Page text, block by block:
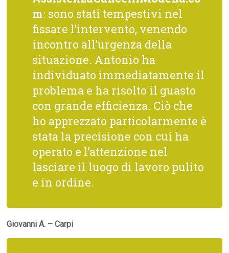
m: sono stati tempestivi nel
fissare l’intervento, venendo
incontro all’urgenza della
situazione. Antonio ha
individuato immediatamente il
problema e ha risolto il guasto
con grande efficienza. Ciò che
ho apprezzato particolarmente è
stata la precisione con cui ha
operato e l’attenzione nel
lasciare il luogo di lavoro pulito
e in ordine.
Giovanni A. – Carpi